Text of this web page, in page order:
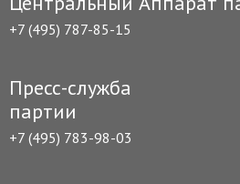
+7 (495) 787-85-15
Пресс-служба
партии
+7 (495) 783-98-03